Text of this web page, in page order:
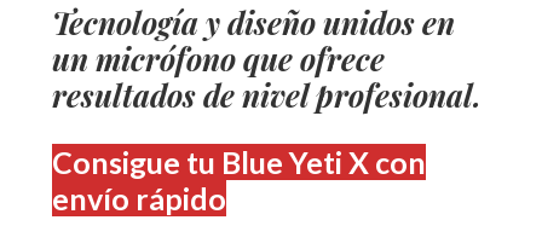
Tecnología y diseño unidos en
un micrófono que ofrece
resultados de nivel profesional.
Consigue tu Blue Yeti X con
envío rápido